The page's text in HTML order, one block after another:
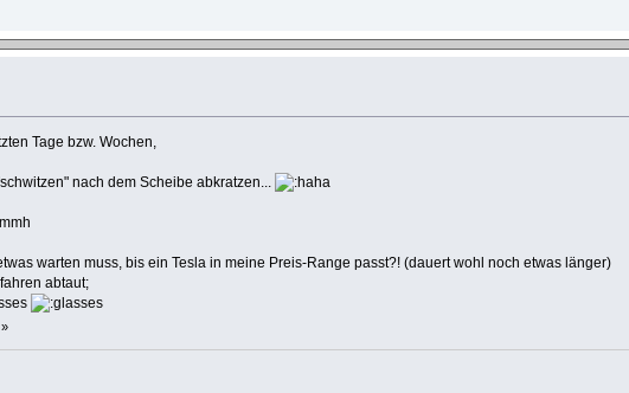
Tage bzw. Wochen,
nach dem Scheibe abkratzen...
warten muss, bis ein Tesla in meine Preis-Range passt?! (dauert wohl noch etwas länger)
abtaut;